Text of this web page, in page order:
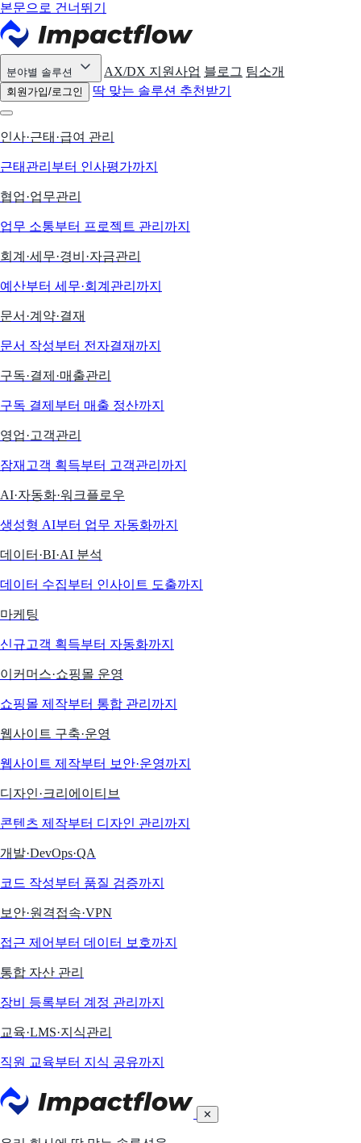
본문으로 건너뛰기
분야별 솔루션 AX/DX 지원사업 블로그 팀소개
회원가입/로그인 딱 맞는 솔루션 추천받기
인사·근태·급여 관리
근태관리부터 인사평가까지
협업·업무관리
업무 소통부터 프로젝트 관리까지
회계·세무·경비·자금관리
예산부터 세무·회계관리까지
문서·계약·결재
문서 작성부터 전자결재까지
구독·결제·매출관리
구독 결제부터 매출 정산까지
영업·고객관리
잠재고객 획득부터 고객관리까지
AI·자동화·워크플로우
생성형 AI부터 업무 자동화까지
데이터·BI·AI 분석
데이터 수집부터 인사이트 도출까지
마케팅
신규고객 획득부터 자동화까지
이커머스·쇼핑몰 운영
쇼핑몰 제작부터 통합 관리까지
웹사이트 구축·운영
웹사이트 제작부터 보안·운영까지
디자인·크리에이티브
콘텐츠 제작부터 디자인 관리까지
개발·DevOps·QA
코드 작성부터 품질 검증까지
보안·원격접속·VPN
접근 제어부터 데이터 보호까지
통합 자산 관리
장비 등록부터 계정 관리까지
교육·LMS·지식관리
직원 교육부터 지식 공유까지
✕